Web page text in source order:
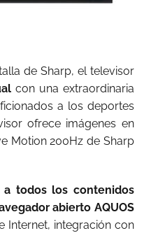
de Sharp, el televisor
con una extraordinaria
a los deportes
ofrece imágenes en
Motion 200Hz de Sharp
todos los contenidos
abierto AQUOS
Internet, integración con